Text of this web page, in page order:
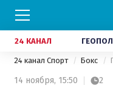
24 КАНАЛ
24 канал Спорт Бокс
14 ноября, 15:50 2